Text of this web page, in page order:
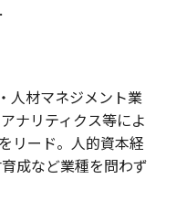
人材マネジメント業
ナリティクス等によ
リード。人的資本経
成など業種を問わず